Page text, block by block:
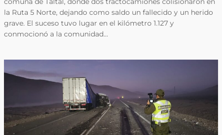
la Ruta 5 Norte, dejando como saldo un fallecido y un herido
grave. El suceso tuvo lugar en el kilómetro 1.127 y
conmocionó a la comunidad…